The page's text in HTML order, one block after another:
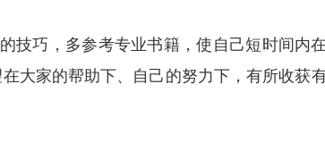
技巧，多参考专业书籍，使自己短时间内在
大家的帮助下、自己的努力下，有所收获